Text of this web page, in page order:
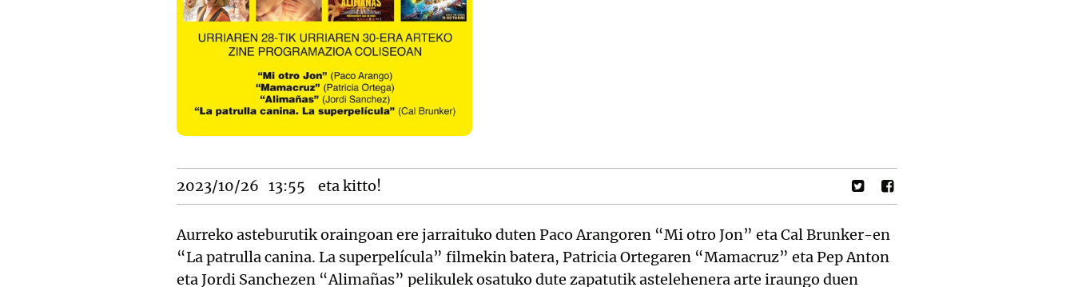
2023/10/26 13:55 eta kitto!
Aurreko asteburutik oraingoan ere jarraituko duten Paco Arangoren “Mi otro Jon” eta Cal Brunker-en
“La patrulla canina. La superpelícula” filmekin batera, Patricia Ortegaren “Mamacruz” eta Pep Anton
eta Jordi Sanchezen “Alimañas” pelikulek osatuko dute zapatutik astelehenera arte iraungo duen